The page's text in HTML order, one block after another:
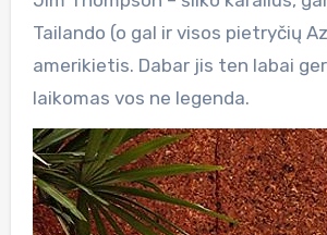
Tailando (o gal ir visos pietryčių
amerikietis. Dabar jis ten labai
laikomas vos ne legenda.